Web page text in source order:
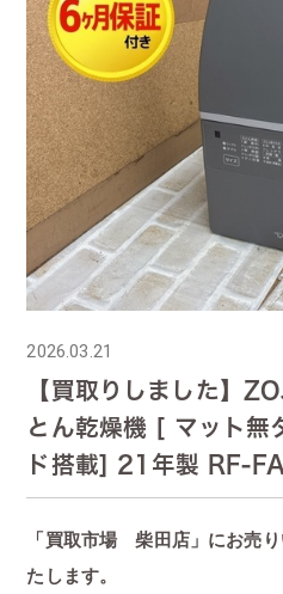
2026.03.21
【買取りしました】
とん乾燥機 [ マット無
ド搭載] 21年製 RF-
「買取市場 柴田店」にお売
たします。